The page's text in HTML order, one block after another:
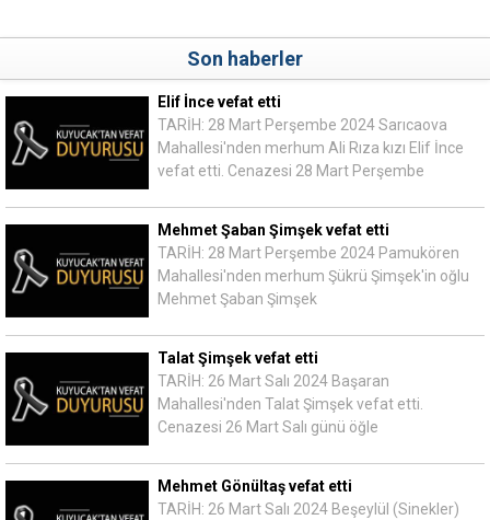
Son haberler
Elif İnce vefat etti
TARİH: 28 Mart Perşembe 2024 Sarıcaova
Mahallesi'nden merhum Ali Rıza kızı Elif İnce
vefat etti. Cenazesi 28 Mart Perşembe
Mehmet Şaban Şimşek vefat etti
TARİH: 28 Mart Perşembe 2024 Pamukören
Mahallesi'nden merhum Şükrü Şimşek'in oğlu
Mehmet Şaban Şimşek
Talat Şimşek vefat etti
TARİH: 26 Mart Salı 2024 Başaran
Mahallesi'nden Talat Şimşek vefat etti.
Cenazesi 26 Mart Salı günü öğle
Mehmet Gönültaş vefat etti
TARİH: 26 Mart Salı 2024 Beşeylül (Sinekler)